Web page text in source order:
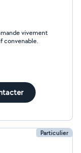
carrelage,
plomberie,
de son travail et son sérieux Tarif convenable.
Particulier